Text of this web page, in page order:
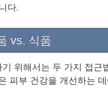
다.
vs. 식품
위해서는 두 가지 접근
피부 건강을 개선하는